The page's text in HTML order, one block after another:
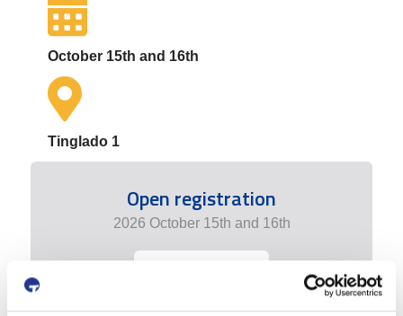
October 15th and 16th
Tinglado 1
Open registration
2026 October 15th and 16th